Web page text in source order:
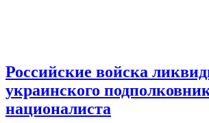
Российские войска
украинского
националиста